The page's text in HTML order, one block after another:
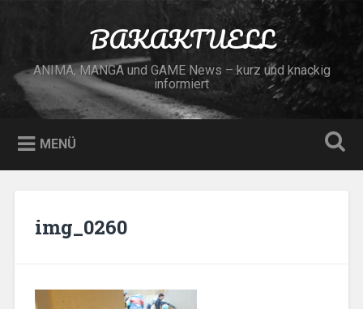
BAKAKTUELL
ANIMA, MANGA und GAME News – kurz und knackig
informiert
MENÜ
img_0260